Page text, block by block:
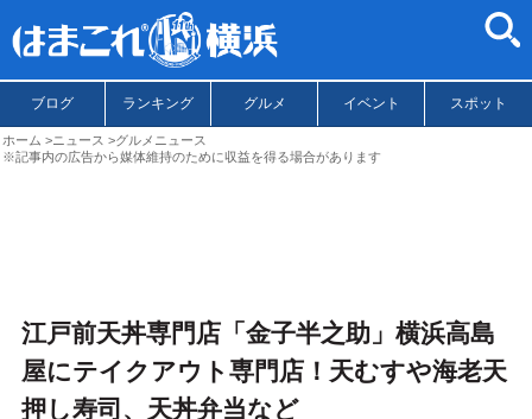
ブログ ランキング グルメ イベント スポット
ホーム ニュース
グルメニュース
※記事内の広告から媒体維持のために収益を得る場合があります
江戸前天丼専門店「金子半之助」横浜高島
屋にテイクアウト専門店！天むすや海老天
押し寿司、天丼弁当など